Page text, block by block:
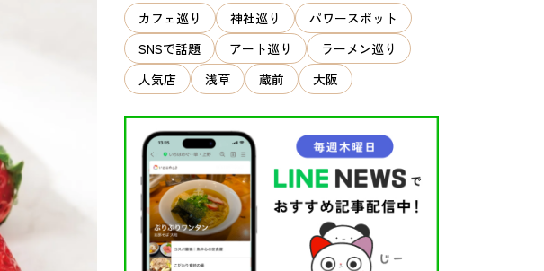
カフェ巡り 神社巡り
パワースポット
SNSで話題
アート巡り
ラーメン巡り
人気店
浅草 蔵前 大阪